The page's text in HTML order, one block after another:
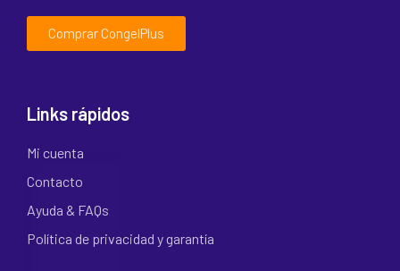
Comprar CongelPlus
Links rápidos
Mi cuenta
Contacto
Ayuda & FAQs
Política de privacidad y garantía